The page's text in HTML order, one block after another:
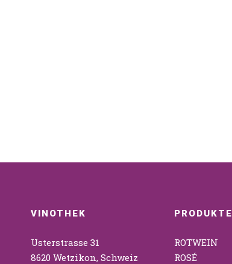
VINOTHEK
Usterstrasse 31
8620 Wetzikon, Schweiz
PRODUKTE
ROTWEIN
ROSÉ